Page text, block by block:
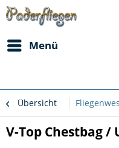
Menü
Übersicht
V-Top Chestbag